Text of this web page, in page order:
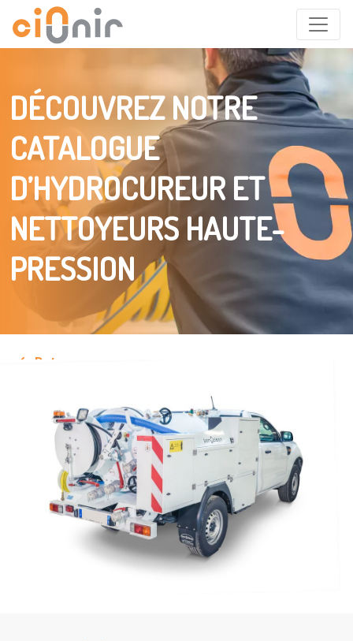
DÉCOUVREZ NOTRE
CATALOGUE
D’HYDROCUREUR ET
NETTOYEURS HAUTE-
PRESSION
Retour